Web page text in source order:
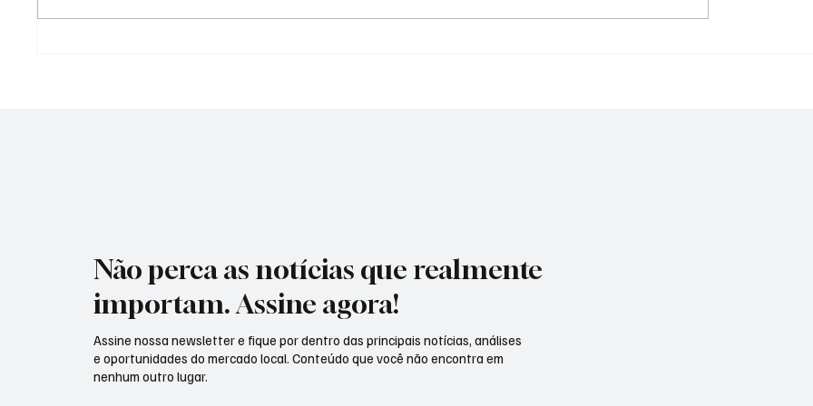
Não perca as notícias que realmente
importam. Assine agora!
Assine nossa newsletter e fique por dentro das principais notícias, análises
e oportunidades do mercado local. Conteúdo que você não encontra em
nenhum outro lugar.